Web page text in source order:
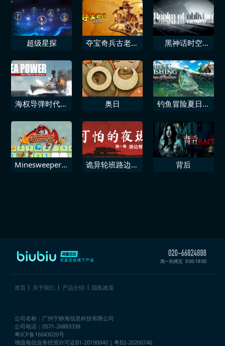
超级星探
夺宝奇兵古老之
黑神话时空
海权导弹时代的
奥日
钓鱼冒险夏日时
Minesweeper &
诡异轮班路边餐
背后
周一到周五 9:00-18:00
首页 关于我们 产品介绍 隐私政策
公司名称：广州宁静海信息科技有限公司
公司电话：0571-26883338
粤ICP备16043020号
增值电信业务经营许可证B1-20190040 | 粤B2-20200746